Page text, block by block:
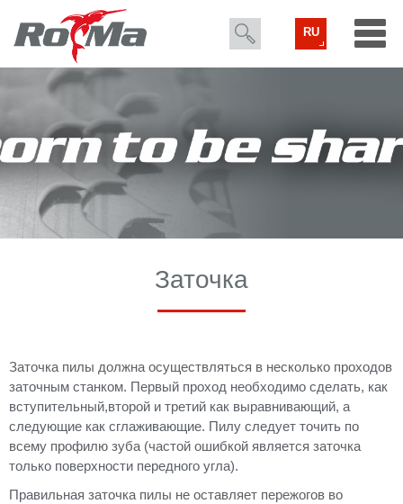
RU
Заточка
Заточка пилы должна осуществляться в несколько проходов
заточным станком. Первый проход необходимо сделать, как
вступительный,второй и третий как выравнивающий, а
следующие как сглаживающие. Пилу следует точить по
всему профилю зуба (частой ошибкой является заточка
только поверхности передного угла).
Правильная заточка пилы не оставляет пережогов во